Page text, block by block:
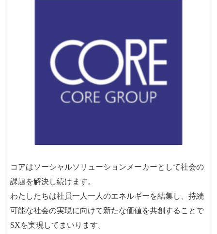
コアはソーシャルソリューションメーカーとして社会の
課題を解決し続けます。
わたしたちは社員一人一人のエネルギーを結集し、持続
可能な社会の実現に向けて新たな価値を共創することで
SXを実現してまいります。